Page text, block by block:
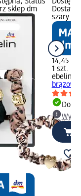
sklep dm
szary
14,45 zł
1 szt.
ebelin